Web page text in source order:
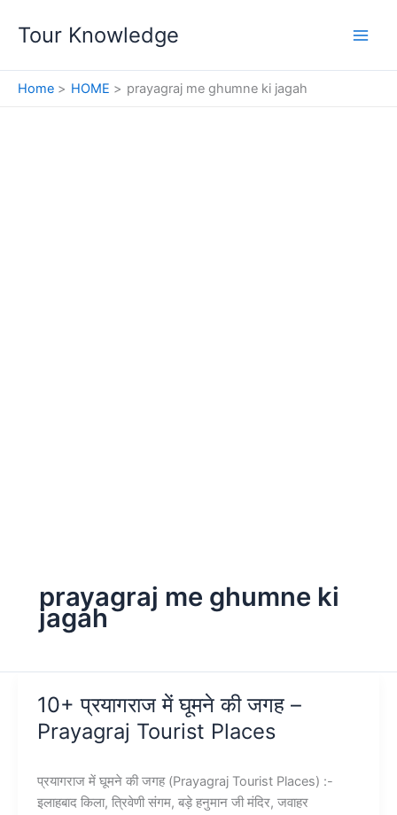
Tour Knowledge
Home HOME prayagraj me ghumne ki jagah
prayagraj me ghumne ki
jagah
10+ प्रयागराज में घूमने की जगह –
Prayagraj Tourist Places
प्रयागराज में घूमने की जगह (Prayagraj Tourist Places) :-
इलाहबाद किला, त्रिवेणी संगम, बड़े हनुमान जी मंदिर, जवाहर